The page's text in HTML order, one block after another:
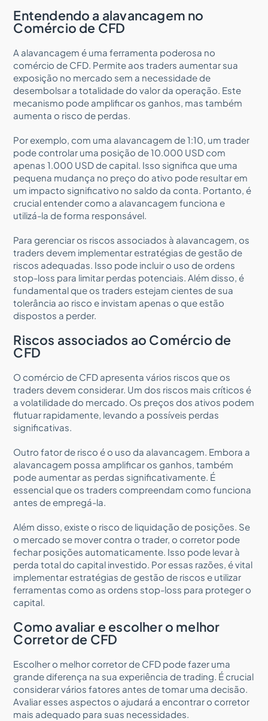
Entendendo a alavancagem no
Comércio de CFD
A alavancagem é uma ferramenta poderosa no
comércio de CFD. Permite aos traders aumentar sua
exposição no mercado sem a necessidade de
desembolsar a totalidade do valor da operação. Este
mecanismo pode amplificar os ganhos, mas também
aumenta o risco de perdas.
Por exemplo, com uma alavancagem de 1:10, um trader
pode controlar uma posição de 10.000 USD com
apenas 1.000 USD de capital. Isso significa que uma
pequena mudança no preço do ativo pode resultar em
um impacto significativo no saldo da conta. Portanto, é
crucial entender como a alavancagem funciona e
utilizá-la de forma responsável.
Para gerenciar os riscos associados à alavancagem, os
traders devem implementar estratégias de gestão de
riscos adequadas. Isso pode incluir o uso de ordens
stop-loss para limitar perdas potenciais. Além disso, é
fundamental que os traders estejam cientes de sua
tolerância ao risco e invistam apenas o que estão
dispostos a perder.
Riscos associados ao Comércio de
CFD
O comércio de CFD apresenta vários riscos que os
traders devem considerar. Um dos riscos mais críticos é
a volatilidade do mercado. Os preços dos ativos podem
flutuar rapidamente, levando a possíveis perdas
significativas.
Outro fator de risco é o uso da alavancagem. Embora a
alavancagem possa amplificar os ganhos, também
pode aumentar as perdas significativamente. É
essencial que os traders compreendam como funciona
antes de empregá-la.
Além disso, existe o risco de liquidação de posições. Se
o mercado se mover contra o trader, o corretor pode
fechar posições automaticamente. Isso pode levar à
perda total do capital investido. Por essas razões, é vital
implementar estratégias de gestão de riscos e utilizar
ferramentas como as ordens stop-loss para proteger o
capital.
Como avaliar e escolher o melhor
Corretor de CFD
Escolher o melhor corretor de CFD pode fazer uma
grande diferença na sua experiência de trading. É crucial
considerar vários fatores antes de tomar uma decisão.
Avaliar esses aspectos o ajudará a encontrar o corretor
mais adequado para suas necessidades.